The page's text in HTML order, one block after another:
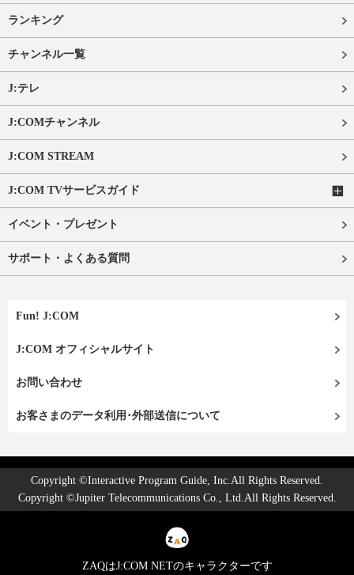
ランキング
チャンネル一覧
J:テレ
J:COMチャンネル
J:COM STREAM
J:COM TVサービスガイド
イベント・プレゼント
サポート・よくある質問
Fun! J:COM
J:COM オフィシャルサイト
お問い合わせ
お客さまのデータ利用･外部送信について
Copyright ©Interactive Program Guide, Inc.All Rights Reserved.
Copyright ©Jupiter Telecommunications Co., Ltd.All Rights Reserved.
ZAQはJ:COM NETのキャラクターです